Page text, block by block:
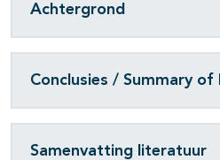
Achtergrond
Conclusies / Summary of
Samenvatting literatuur